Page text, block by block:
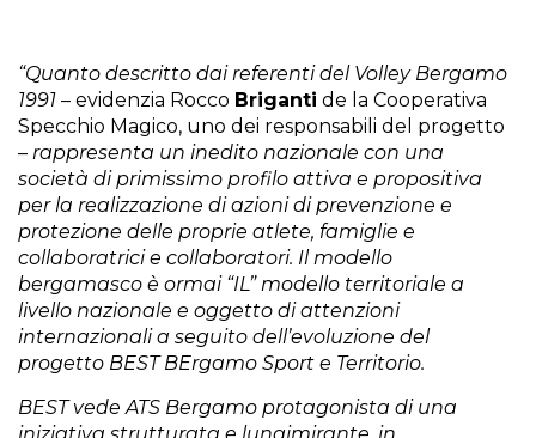
“Quanto descritto dai referenti del Volley Bergamo
1991 – evidenzia Rocco Briganti de la Cooperativa
Specchio Magico, uno dei responsabili del progetto
– rappresenta un inedito nazionale con una
società di primissimo profilo attiva e propositiva
per la realizzazione di azioni di prevenzione e
protezione delle proprie atlete, famiglie e
collaboratrici e collaboratori. Il modello
bergamasco è ormai “IL” modello territoriale a
livello nazionale e oggetto di attenzioni
internazionali a seguito dell’evoluzione del
progetto BEST BErgamo Sport e Territorio.
BEST vede ATS Bergamo protagonista di una